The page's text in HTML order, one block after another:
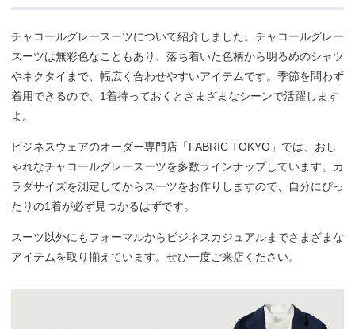
チャコールグレースーツについて紹介しました。チャコールグレー
スーツは無彩色なこともあり、落ち着いた色柄から明るめのシャツ
やネクタイまで、幅広く合わせやすいアイテムです。季節を問わず
着用できるので、1着持っておくとさまざまなシーンで活躍します
よ。
ビジネスウェアのオーダー専門店「FABRIC TOKYO」では、おし
ゃれなチャコールグレースーツを多数ラインナップしています。カ
ラダサイズを測定してからスーツをお作りしますので、自分にぴっ
たりの1着が必ず見つかるはずです。
スーツ以外にもフォーマルからビジネスカジュアルまでさまざまな
アイテムを取り揃えています。ぜひ一度ご来店ください。